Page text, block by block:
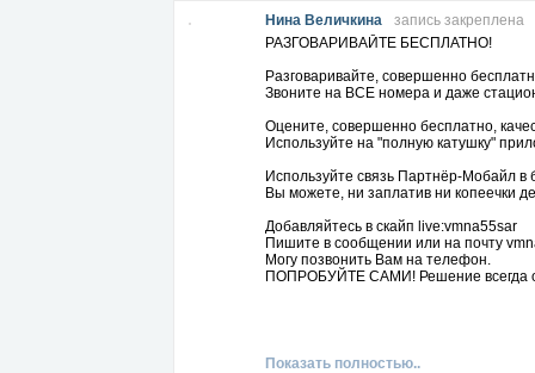
Нина Величкина
запись закреплена
РАЗГОВАРИВАЙТЕ БЕСПЛАТНО!
Разговаривайте, совершенно
Звоните на ВСЕ номера и даже
Оцените, совершенно бесплатно,
Используйте на "полную катушку"
Используйте связь Партнёр-Мобайл в
Вы можете, ни заплатив ни копеечки
Добавляйтесь в скайп live:vmna55sar
Пишите в сообщении или на почту
Могу позвонить Вам на телефон.
ПОПРОБУЙТЕ САМИ! Решение всегда
Показать полностью..